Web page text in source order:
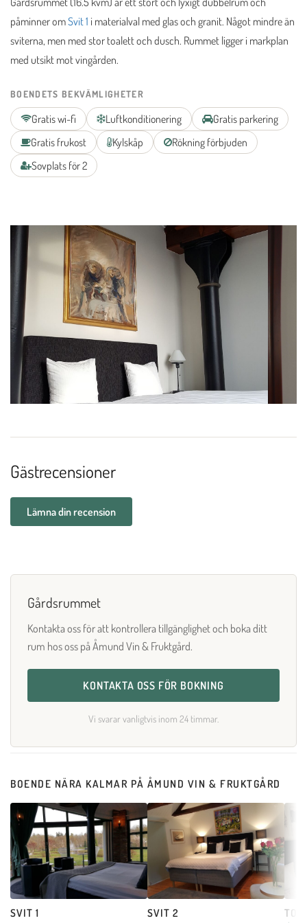
påminner omSvit 1 i materialval med glas och granit. Något mindre än
sviterna, men med stor toalett och dusch. Rummet ligger i markplan
med utsikt mot vingården.
BOENDETS BEKVÄMLIGHETER
Gratis wi-fi Luftkonditionering
Gratis parkering
Gratis frukost
Kylskåp
Rökning förbjuden
Sovplats för 2
Gästrecensioner
Lämna din recension
Gårdsrummet
Kontakta oss för att kontrollera tillgänglighet och boka ditt
rum hos oss på Åmund Vin & Fruktgård.
KONTAKTA OSS FÖR BOKNING
Vi svarar vanligtvis inom 24 timmar.
BOENDE NÄRA KALMAR PÅ ÅMUND VIN & FRUKTGÅRD
SVIT 1 SVIT 2